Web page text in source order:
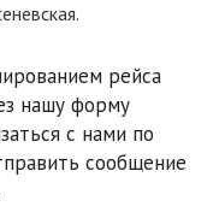
рейса
нашу форму
с нами по
сообщение